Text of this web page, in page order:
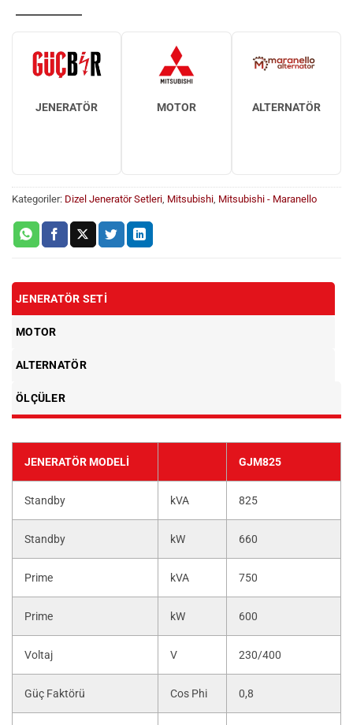
JENERATÖR MOTOR ALTERNATÖR
Kategoriler: Dizel Jeneratör Setleri, Mitsubishi, Mitsubishi - Maranello
JENERATÖR SETI
MOTOR
ALTERNATÖR
ÖLÇÜLER
JENERATÖR MODELI GJM825
Standby kVA 825
Standby kW 660
Prime kVA 750
Prime kW 600
Voltaj V 230/400
Güç Faktörü Cos Phi 0,8